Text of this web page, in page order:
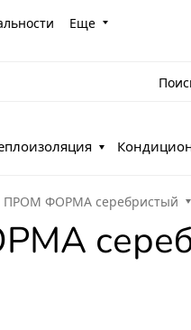
Еще
ПРОМ ФОРМА серебристый